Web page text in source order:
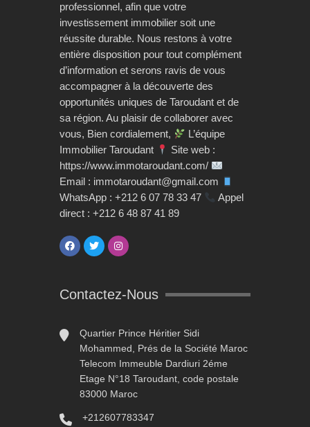
professionnel, afin que votre
investissement immobilier soit une
réussite durable. Nous restons à votre
entière disposition pour tout complément
d’information et serons ravis de vous
accompagner à la découverte des
opportunités uniques de Taroudant et de
sa région. Au plaisir de collaborer avec
vous, Bien cordialement,
L’équipe
Immobilier Taroudant
Site web :
https://www.immotaroudant.com/
Email : immotaroudant@gmail.com
WhatsApp : +212 6 07 78 33 47
Appel
direct : +212 6 48 87 41 89
Contactez-Nous
Quartier Prince Héritier Sidi
Mohammed, Prés de la Société Maroc
Telecom Immeuble Dardiuri 2éme
Etage N°18 Taroudant, code postale
83000 Maroc
+212607783347